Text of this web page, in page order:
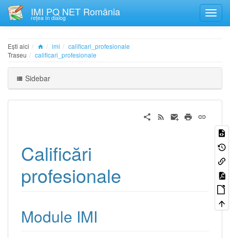
IMI PQ NET România
rețea în dialog
Ești aici imi
calificari_profesionale
Traseu
calificari_profesionale
Sidebar
Calificări
profesionale
Module IMI